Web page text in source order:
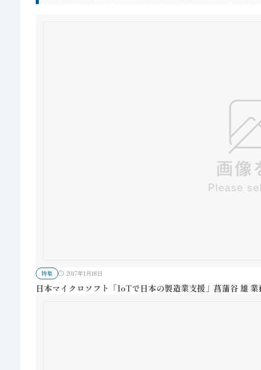
特集 2017年1月18日
日本マイクロソフト「IoTで日本の製造業支援」菖蒲谷 雄